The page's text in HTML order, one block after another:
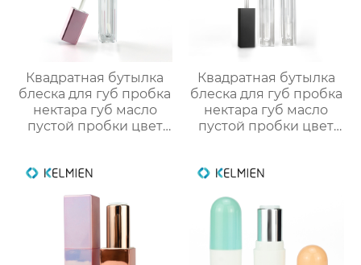
Квадратная бутылка
блеска для губ пробка
нектара губ масло
пустой пробки цвет
Квадратная бутылка
блеска для губ пробка
нектара губ масло
пустой пробки цвет
пользовательские